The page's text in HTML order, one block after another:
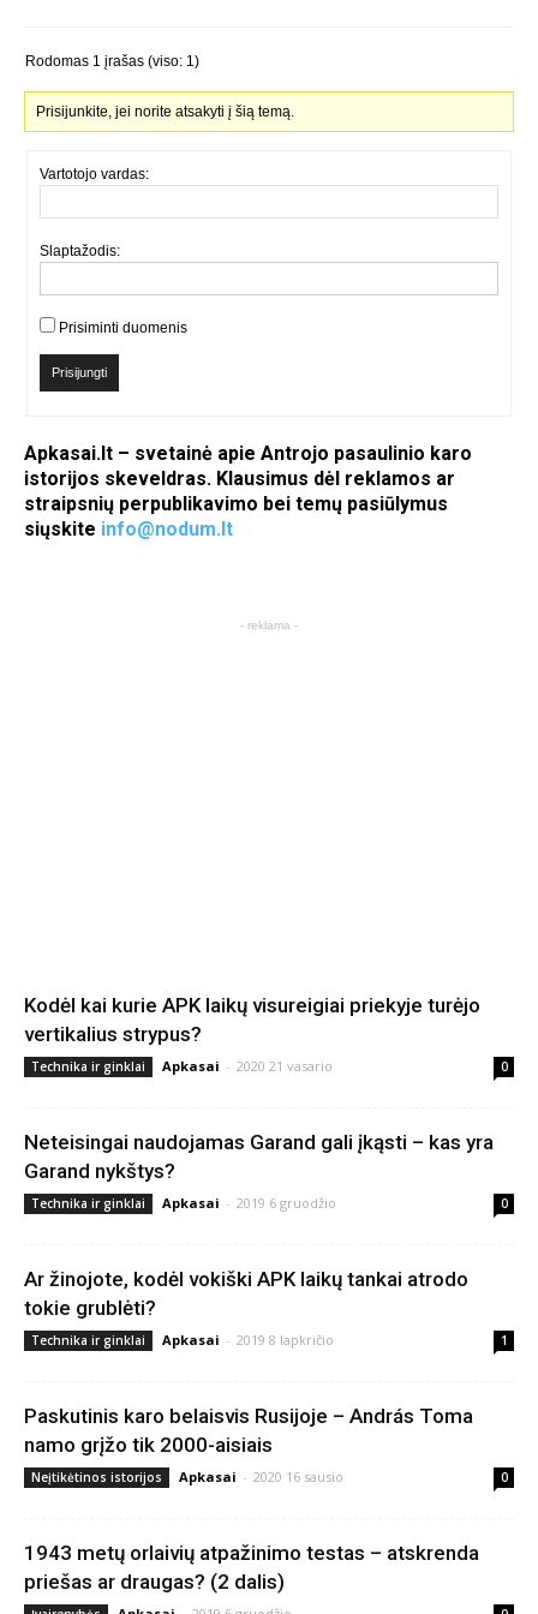
Rodomas 1 įrašas (viso: 1)
Prisijunkite, jei norite atsakyti į šią temą.
Vartotojo vardas:
Slaptažodis:
Prisiminti duomenis
Prisijungti
Apkasai.lt – svetainė apie Antrojo pasaulinio karo
istorijos skeveldras. Klausimus dėl reklamos ar
straipsnių perpublikavimo bei temų pasiūlymus
siųskite info@nodum.lt
- reklama -
Kodėl kai kurie APK laikų visureigiai priekyje turėjo
vertikalius strypus?
Technika ir ginklai Apkasai - 2020 21 vasario 0
Neteisingai naudojamas Garand gali įkąsti – kas yra
Garand nykštys?
Technika ir ginklai Apkasai - 2019 6 gruodžio 0
Ar žinojote, kodėl vokiški APK laikų tankai atrodo
tokie grublėti?
Technika ir ginklai Apkasai - 2019 8 lapkričio 1
Paskutinis karo belaisvis Rusijoje – András Toma
namo grįžo tik 2000-aisiais
Neįtikėtinos istorijos Apkasai - 2020 16 sausio 0
1943 metų orlaivių atpažinimo testas – atskrenda
priešas ar draugas? (2 dalis)